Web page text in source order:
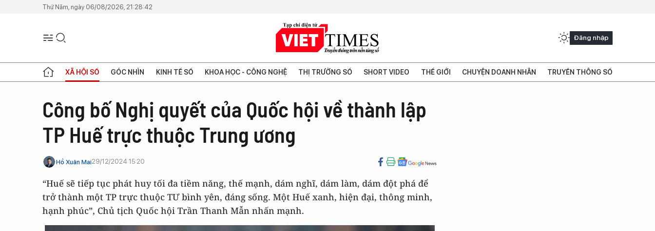
Thứ Năm, ngày 06/08/2026, 21:28:42
Đăng nhập
XÃ HỘI SỐ GÓC NHÌN KINH TẾ SỐ KHOA HỌC - CÔNG NGHỆ THỊ TRƯỜNG SỐ SHORT VIDEO THẾ GIỚI CHUYỆN DOANH NHÂN TRUYỀN THÔNG SỐ
Công bố Nghị quyết của Quốc hội về thành lập
TP Huế trực thuộc Trung ương
Hồ Xuân Mai29/12/2024 15:20
“Huế sẽ tiếp tục phát huy tối đa tiềm năng, thế mạnh, dám nghĩ, dám làm, dám đột phá để
trở thành một TP trực thuộc TƯ bình yên, đáng sống. Một Huế xanh, hiện đại, thông minh,
hạnh phúc”, Chủ tịch Quốc hội Trần Thanh Mẫn nhấn mạnh.